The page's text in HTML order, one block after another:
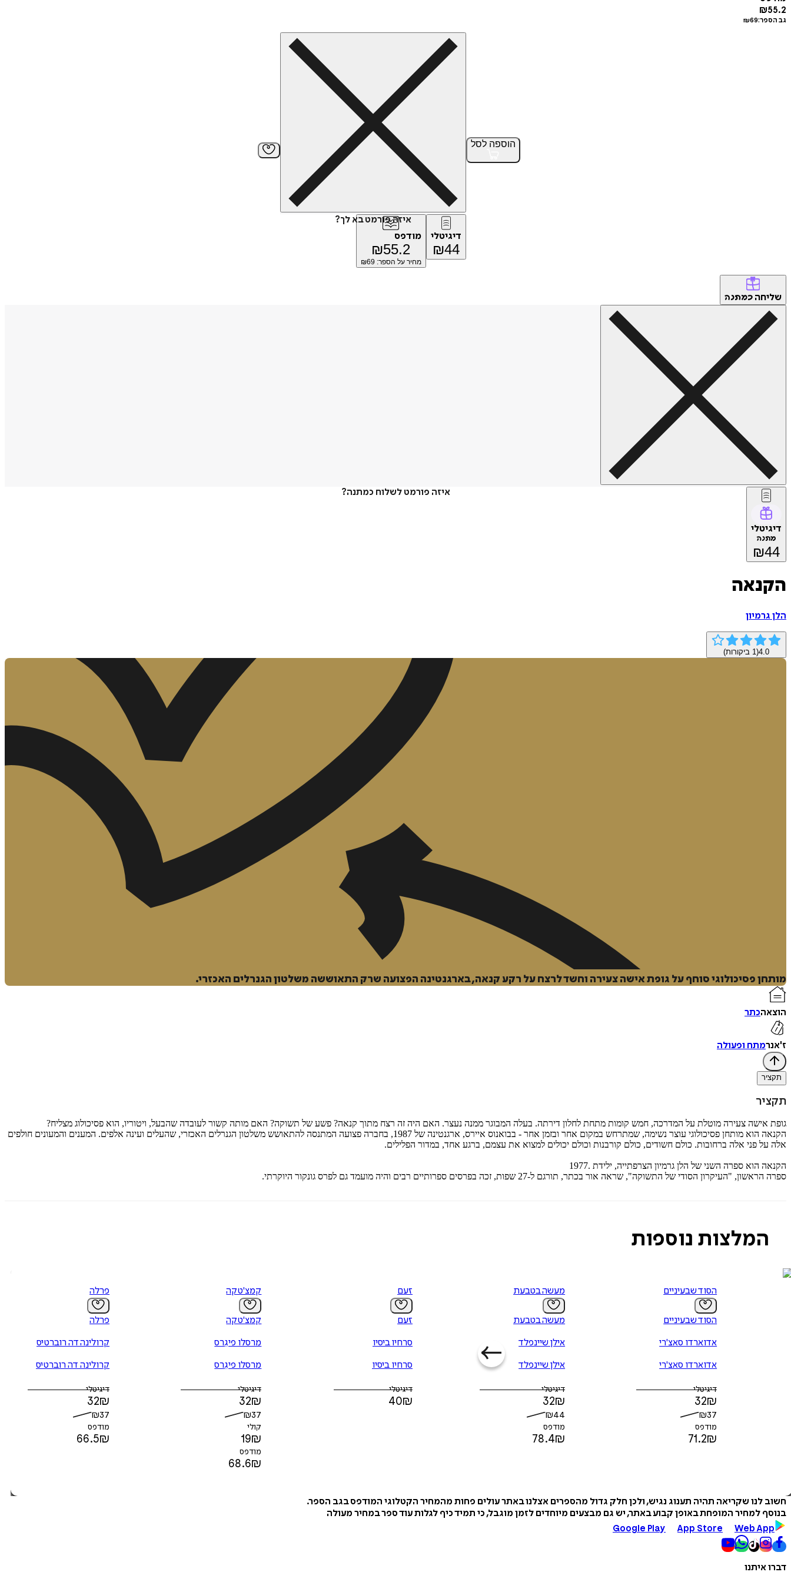
₪55.2
גב הספר: ₪69
הוספה לסל
איזה פורמט בא לך?
דיגיטלי
₪44
מודפס
₪55.2
מחיר על הספר: ₪ 69
שליחה כמתנה
איזה פורמט לשלוח כמתנה?
דיגיטלי
מתנה
₪44
הוספה
הקנאה
הלן גרמיון
4.0
(
1 ביקורות)
מותחן פסיכולוגי סוחף על גופת אישה צעירה וחשד לרצח על רקע קנאה, בארגנטינה הפצועה שרק התאוששה משלטון הגנרלים האכזרי.
הוצאהכתר
ז'אנרמתח ופעולה
תקציר
תקציר
גופת אישה צעירה מוטלת על המדרכה, חמש קומות מתחת לחלון דירתה. בעלה המבוגר ממנה נעצר. האם היה זה רצח מתוך קנאה? פשע של תשוקה? האם מותה קשור לעובדה שהבעל, ויטוריו, הוא פסיכולוג מצליח?
הקנאה הוא מותחן פסיכולוגי עוצר נשימה, שמתרחש במקום אחר ובזמן אחר - בבואנוס איירס, ארגנטינה של 1987, בחברה פצועה המתנסה להתאושש משלטון הגנרלים האכזרי, שהעלים ועינה אלפים. המענים והמעונים חולפים
אלה על פני אלה ברחובות. כולם חשודים, כולם קורבנות וכולם יכולים למצוא את עצמם, ברגע אחד, במדור הפלילים.
הקנאה הוא ספרה השני של הלן גרמיון הצרפתייה, ילידת .1977
ספרה הראשון, "העיקרון הסודי של התשוקה", שראה אור בכתר, תורגם ל-27 שפות, זכה בפרסים ספרותיים רבים והיה מועמד גם לפרס גונקור היוקרתי.
המלצות נוספות
הסוד שבעיניים
הסוד שבעיניים
אדוארדו סאצ'רי
אדוארדו סאצ'רי
דיגיטלי
32₪
₪37
מודפס
71.2₪
מעשה בטבעת
מעשה בטבעת
אילן שיינפלד
אילן שיינפלד
דיגיטלי
32₪
₪44
מודפס
78.4₪
זעם
זעם
סרחיו ביסיו
סרחיו ביסיו
דיגיטלי
40₪
קמצ'טקה
קמצ'טקה
מרסלו פיגֵרס
מרסלו פיגֵרס
דיגיטלי
32₪
₪37
קולי
19₪
מודפס
68.6₪
פרלה
פרלה
קרולינה דה רוברטיס
קרולינה דה רוברטיס
דיגיטלי
32₪
₪37
מודפס
66.5₪
חשוב לנו שקריאה תהיה תענוג נגיש, ולכן חלק גדול מהספרים אצלנו באתר עולים פחות מהמחיר הקטלוגי המודפס בגב הספר.
בנוסף למחיר המופחת באופן קבוע באתר, יש גם מבצעים מיוחדים לזמן מוגבל, כי תמיד כיף לגלות עוד ספר במחיר מעולה
Google Play
App Store Web App
דברו איתנו